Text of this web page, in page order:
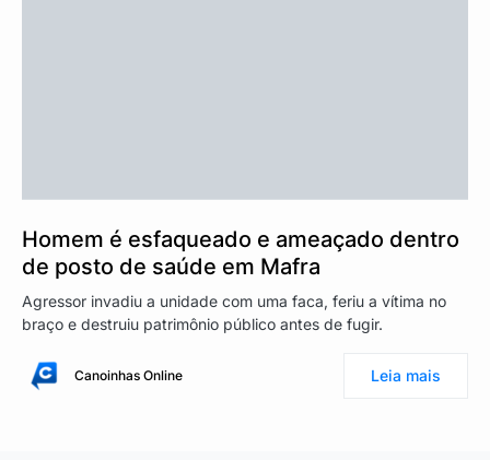
Homem é esfaqueado e ameaçado dentro
de posto de saúde em Mafra
Agressor invadiu a unidade com uma faca, feriu a vítima no
braço e destruiu patrimônio público antes de fugir.
Canoinhas Online Leia mais